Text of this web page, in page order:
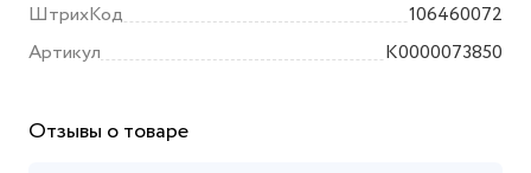
ШтрихКод
106460072
Артикул
K0000073850
Отзывы о товаре